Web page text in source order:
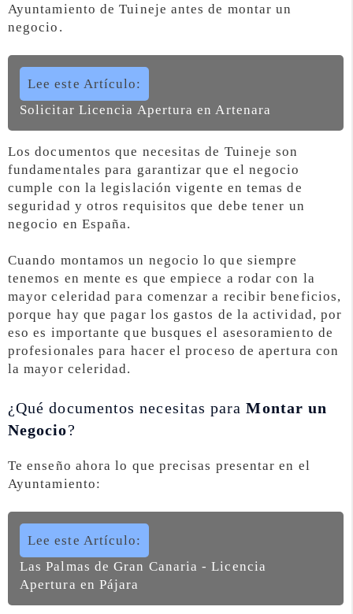
Ayuntamiento de Tuineje antes de montar un
negocio.
Lee este Artículo:
Solicitar Licencia Apertura en Artenara
Los documentos que necesitas de Tuineje son
fundamentales para garantizar que el negocio
cumple con la legislación vigente en temas de
seguridad y otros requisitos que debe tener un
negocio en España.
Cuando montamos un negocio lo que siempre
tenemos en mente es que empiece a rodar con la
mayor celeridad para comenzar a recibir beneficios,
porque hay que pagar los gastos de la actividad, por
eso es importante que busques el asesoramiento de
profesionales para hacer el proceso de apertura con
la mayor celeridad.
¿Qué documentos necesitas paraMontar un
Negocio?
Te enseño ahora lo que precisas presentar en el
Ayuntamiento:
Lee este Artículo:
Las Palmas de Gran Canaria - Licencia
Apertura en Pájara